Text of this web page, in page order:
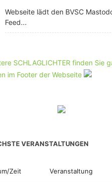
Webseite lädt den BVSC
Feed...
SCHLAGLICHTER finden Sie
im Footer der Webseite
VERANSTALTUNGEN
Zeit Veranstaltung